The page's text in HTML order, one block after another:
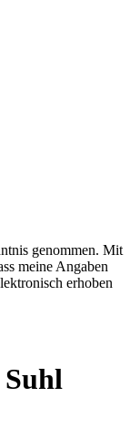
genommen. Mit
meine Angaben
erhoben